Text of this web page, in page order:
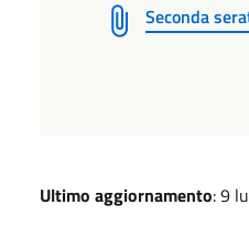
Seconda
Ultimo aggiornamento: 9